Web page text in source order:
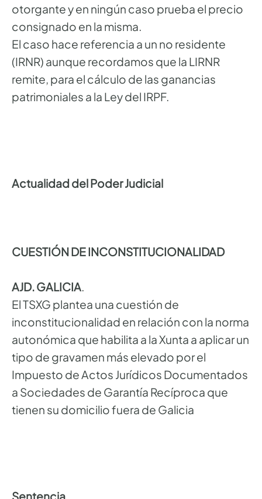
otorgante y en ningún caso prueba el precio
consignado en la misma.
El caso hace referencia a un no residente
(IRNR) aunque recordamos que la LIRNR
remite, para el cálculo de las ganancias
patrimoniales a la Ley del IRPF.
Actualidad del Poder Judicial
CUESTIÓN DE INCONSTITUCIONALIDAD
AJD. GALICIA.
El TSXG plantea una cuestión de
inconstitucionalidad en relación con la norma
autonómica que habilita a la Xunta a aplicar un
tipo de gravamen más elevado por el
Impuesto de Actos Jurídicos Documentados
a Sociedades de Garantía Recíproca que
tienen su domicilio fuera de Galicia
Sentencia